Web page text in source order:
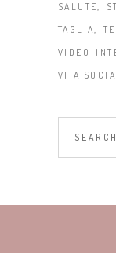
SALUTE
TAGLIA
VIDEO-
VITA